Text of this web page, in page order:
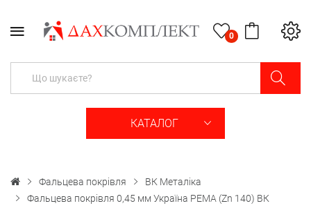
0
КАТАЛОГ
Фальцева покрівля
ВК Металіка
Фальцева покрівля 0,45 мм Україна PEMA (Zn 140) ВК